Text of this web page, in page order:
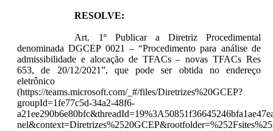
RESOLVE:
Art. 1º Publicar a Diretriz Procedimental
denominada DGCEP 0021 – “Procedimento para análise de
admissibilidade e alocação de TFACs – novas TFACs Res
653, de 20/12/2021”, que pode ser obtida no endereço
eletrônico
(https://teams.microsoft.com/_#/files/Diretrizes%20GCEP?
groupId=1fe77c5d-34a2-48f6-